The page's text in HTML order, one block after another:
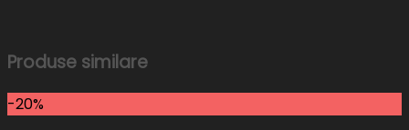
Produse similare
-20%